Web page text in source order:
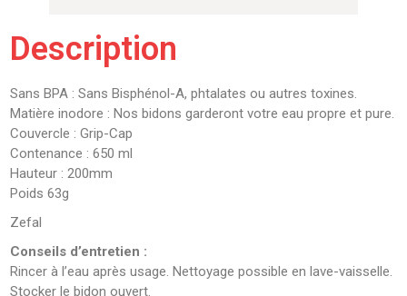
Description
Sans BPA : Sans Bisphénol-A, phtalates ou autres toxines.
Matière inodore : Nos bidons garderont votre eau propre et pure.
Couvercle : Grip-Cap
Contenance : 650 ml
Hauteur : 200mm
Poids 63g
Zefal
Conseils d’entretien :
Rincer à l’eau après usage. Nettoyage possible en lave-vaisselle.
Stocker le bidon ouvert.